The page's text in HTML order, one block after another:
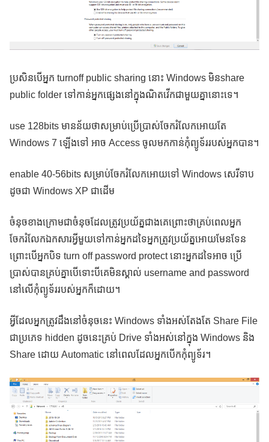
ប្រសិនបើអ្នក turnoff public sharing នោះ Windows មិនshare
public folder ទៅកាន់អ្នកផ្សេងនៅក្នុងណិតវើកជាមួយគ្នានោះទេ។
use 128bits មានន័យថាសម្រាប់ប្រើប្រាស់ចែករំលែកអោយតែ
Windows 7 ឡើងទៅ អាច Access ចូលមកកាន់កុំព្យូទ័ររបស់អ្នកបាន។
enable 40-56bits សម្រាប់ចែករំលែកអោយទៅ Windows សេរីទាប
ដូចជា Windows XP ជាដើម
ចំនុចខាងក្រោមជាចំនុចដែលត្រូវប្រយ័ត្នជាងគេព្រោះថាគ្រប់ពេលអ្នក
ចែករំលែកឯកសារអ្វីមួយទៅកាន់អ្នកដទៃអ្នកត្រូវប្រយ័ត្នអោយមែនទែន
ព្រោះបើអ្នកបិទ turn off password protect នោះអ្នកដទៃអាច ប្រើ
ប្រាស់បានគ្រប់គ្នាបើទោះបីគេមិនស្គាល់ username and password
នៅលើកុំព្យូទ័ររបស់អ្នកក៏ដោយ។
អ្វីដែលអ្នកត្រូវដឹងនៅចំនុចនេះ Windows ទាំងអស់តែងតែ Share File
ជាប្រភេទ hidden ដូចនេះគ្រប់ Drive ទាំងអស់នៅក្នុង Windows និង
Share ដោយ Automatic នៅពេលដែលអ្នកបើកកុំព្យូទ័រ។